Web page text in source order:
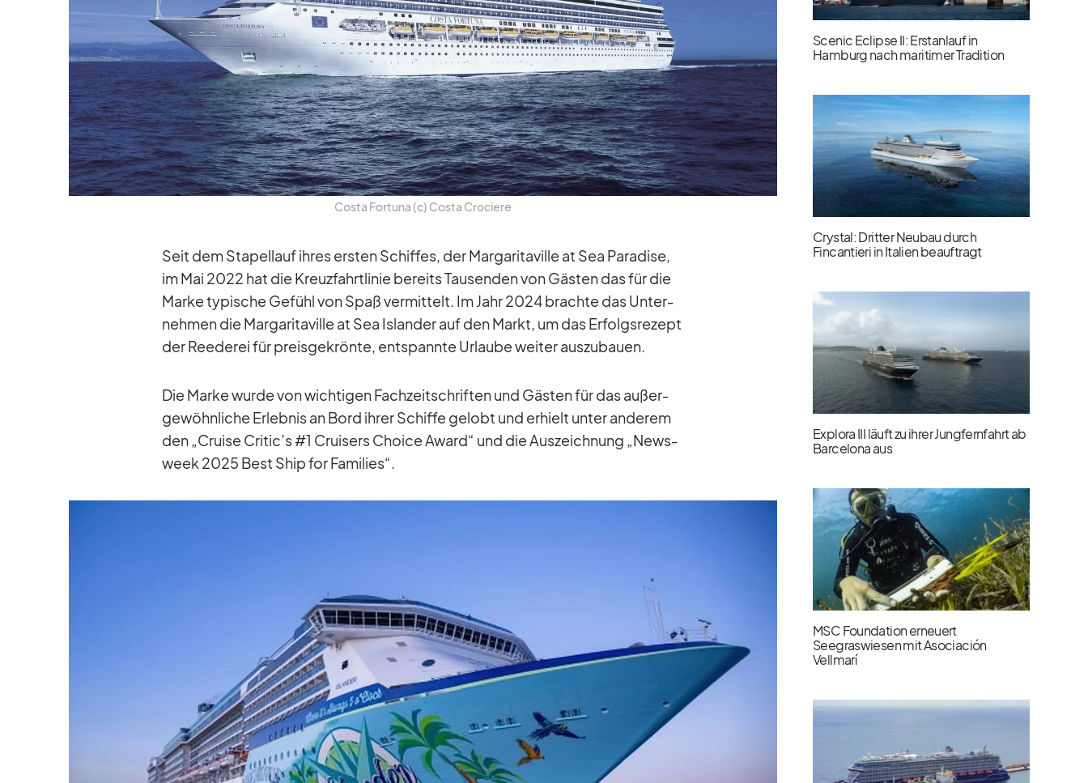
Costa For­tuna (c) Costa Cro­ciere
Seit dem Sta­pel­lauf ih­res ers­ten Schif­fes, der Mar­ga­ri­ta­ville at Sea Pa­ra­dise,
im Mai 2022 hat die Kreuz­fahrt­li­nie be­reits Tau­sen­den von Gäs­ten das für die
Marke ty­pi­sche Ge­fühl von Spaß ver­mit­telt. Im Jahr 2024 brachte das Un­ter­
neh­men die Mar­ga­ri­ta­ville at Sea Is­lan­der auf den Markt, um das Er­folgs­re­zept
der Ree­de­rei für preis­ge­krönte, ent­spannte Ur­laube wei­ter aus­zu­bauen.
Die Marke wurde von wich­ti­gen Fach­zeit­schrif­ten und Gäs­ten für das au­ßer­
ge­wöhn­li­che Er­leb­nis an Bord ih­rer Schiffe ge­lobt und er­hielt un­ter an­de­rem
den „Cruise Critic’s #1 Crui­sers Choice Award“ und die Aus­zeich­nung „News­
week 2025 Best Ship for Fa­mi­lies“.
Scenic Eclipse II: Erstanlauf in
Hamburg nach maritimer Tradition
Crystal: Dritter Neubau durch
Fincantieri in Italien beauftragt
Explora III läuft zu ihrer Jungfernfahrt ab
Barcelona aus
MSC Foundation erneuert
Seegraswiesen mit Asociación
Vellmarí